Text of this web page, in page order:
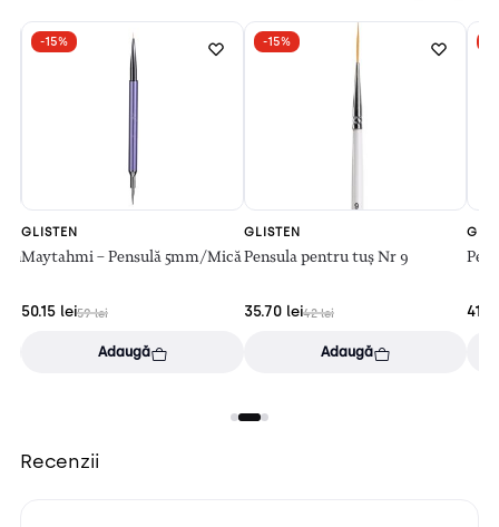
-15%
GLISTEN
Maytahmi – Pensulă 5mm/Mică
59lei
50.15 lei
Adaugă
-15%
GLISTEN
Pensula pentru tuș Nr 9
42lei
35.70 lei
Adaugă
Recenzii